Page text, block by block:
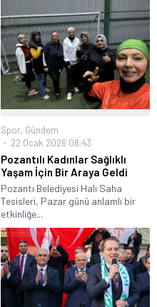
Spor, Gündem
22 Ocak 2026 08:43
Pozantılı Kadınlar Sağlıklı
Yaşam İçin Bir Araya Geldi
Pozantı Belediyesi Halı Saha
Tesisleri, Pazar günü anlamlı bir
etkinliğe...